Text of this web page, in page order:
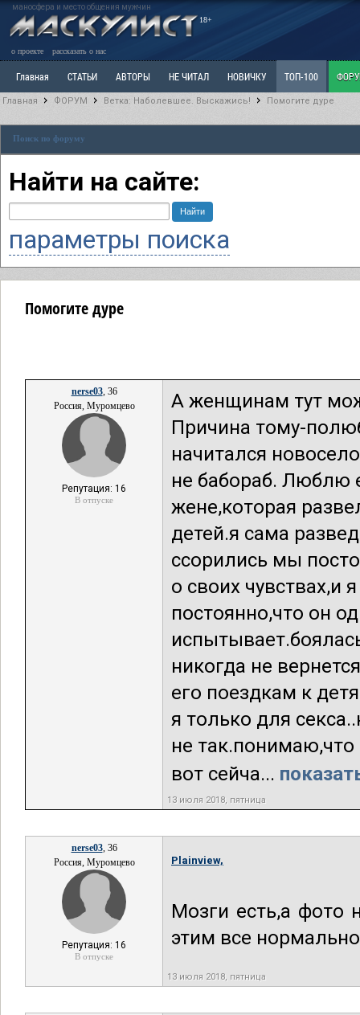
маносфера и место общения мужчин
18+
о проекте рассказать о нас
Главная СТАТЬИ АВТОРЫ НЕ ЧИТАЛ НОВИЧКУ ТОП-100
Ветка: Наболевшее. Выскажись!
РАЗДЕЛ: Разное
Главная ФОРУМ Ветка: Наболевшее. Выскажись! Помогите дуре
Поиск по форуму
Найти на сайте:
параметры поиска
Помогите дуре
nerse03, 36
Россия, Муромцево
Репутация: 16
В отпуске
А женщинам тут
Причина тому-
начитался
не бабораб. Люблю
жене,которая
детей.я сама
ссорились мы
о своих
постоянно,что он
никогда не
его поездкам к
я только для
не так.понимаю,что
вот сейча...
13 июля 2018, пятница
nerse03, 36
Россия, Муромцево
Репутация: 16
В отпуске
Plainview,
Мозги есть,а фото
этим все
13 июля 2018, пятница